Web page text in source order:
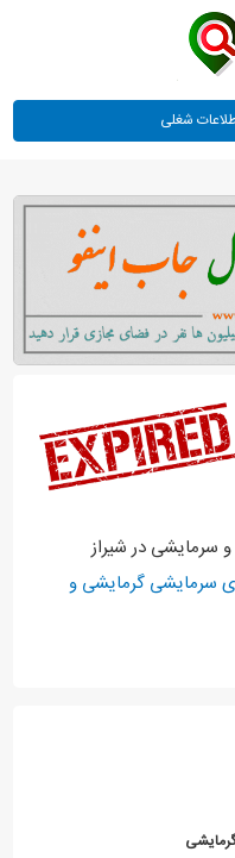
سرمایشی در شیراز
سرمایشی گرمایشی و